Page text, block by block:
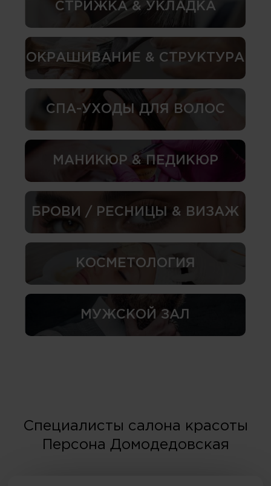
СТРИЖКА & УКЛАДКА
ОКРАШИВАНИЕ & СТРУКТУРА
СПА-УХОДЫ ДЛЯ ВОЛОС
МАНИКЮР & ПЕДИКЮР
БРОВИ / РЕСНИЦЫ & ВИЗАЖ
КОСМЕТОЛОГИЯ
МУЖСКОЙ ЗАЛ
Специалисты салона красоты
Персона Домодедовская